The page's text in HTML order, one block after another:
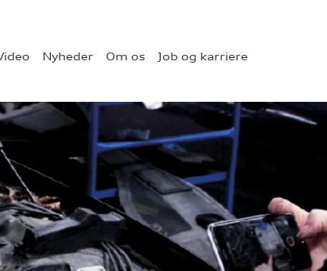
Nyheder Om os Job og karriere